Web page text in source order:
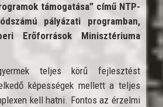
támogatása” című NTP-
pályázati programban,
Erőforrások Minisztériuma
teljes körű fejlesztést
képességek mellett a teljes
kell hatni. Fontos az érzelmi